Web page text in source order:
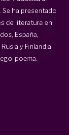
Se ha presentado
de literatura en
España,
y Finlandia.
poema.